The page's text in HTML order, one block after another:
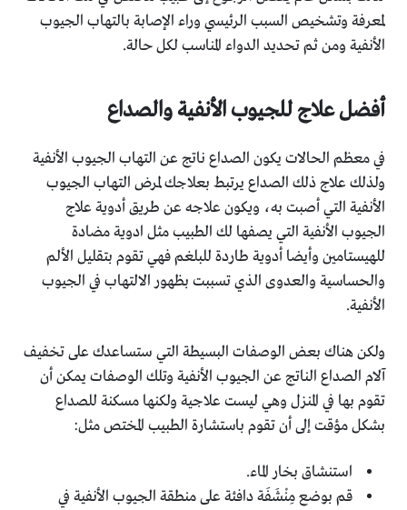
لمعرفة وتشخيص السبب الرئيسي وراء الإصابة بالتهاب الجيوب
الأنفية ومن ثم تحديد الدواء المناسب لكل حالة.
أفضل علاج للجيوب الأنفية والصداع
في معظم الحالات يكون الصداع ناتج عن التهاب الجيوب الأنفية
ولذلك علاج ذلك الصداع يرتبط بعلاجك لمرض التهاب الجيوب
الأنفية التي أصبت به، ويكون علاجه عن طريق أدوية علاج
الجيوب الأنفية التي يصفها لك الطبيب مثل ادوية مضادة
للهيستامين وأيضا أدوية طاردة للبلغم فهي تقوم بتقليل الألم
والحساسية والعدوى الذي تسببت بظهور الالتهاب في الجيوب
الأنفية.
ولكن هناك بعض الوصفات البسيطة التي ستساعدك على تخفيف
آلام الصداع الناتج عن الجيوب الأنفية وتلك الوصفات يمكن أن
تقوم بها في المنزل وهي ليست علاجية ولكنها مسكنة للصداع
بشكل مؤقت إلى أن تقوم باستشارة الطبيب المختص مثل:
استنشاق بخار الماء.
قم بوضع مِنْشَفَة دافئة على منطقة الجيوب الأنفية في